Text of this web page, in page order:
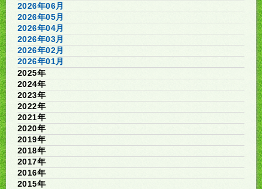
2026年06月
2026年05月
2026年04月
2026年03月
2026年02月
2026年01月
2025年
2024年
2023年
2022年
2021年
2020年
2019年
2018年
2017年
2016年
2015年